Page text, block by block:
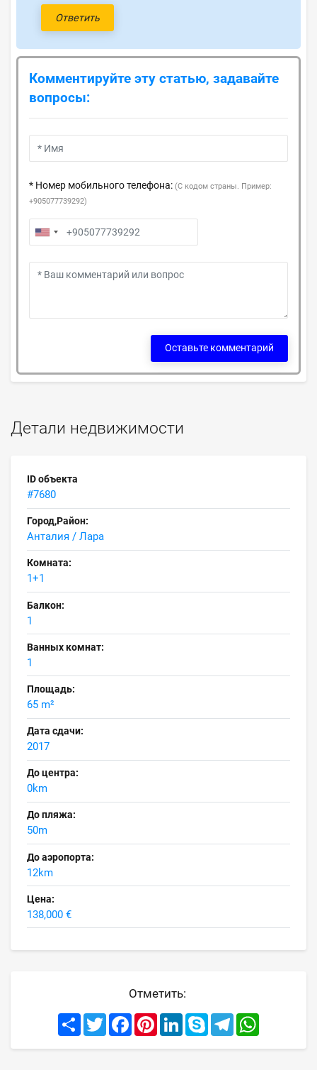
Детали недвижимости
ID объекта
#7680
Город,Район:
Анталия / Лара
Комната:
1+1
Балкон:
1
Ванных комнат:
1
Площадь:
65 m²
Дата сдачи:
2017
До центра:
0km
До пляжа:
50m
До аэропорта:
12km
Цена:
138,000 €
Отметить:
Share TwitterFacebookPinterestLinkedInSkype Telegram
Ответить
Комментируйте эту статью, задавайте
вопросы:
* Номер мобильного телефона: (С кодом страны. Пример:
+905077739292)
Оставьте комментарий